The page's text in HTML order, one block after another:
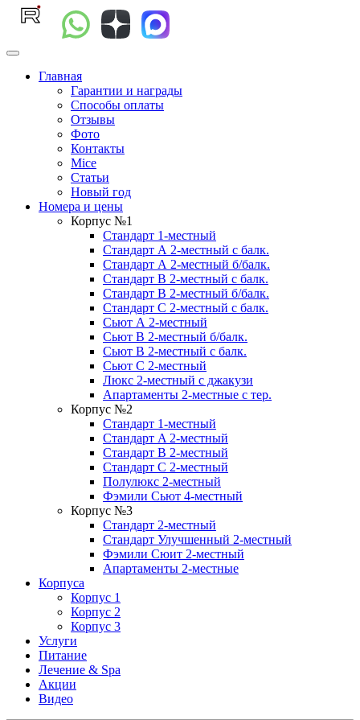
Главная
Гарантии и награды
Способы оплаты
Отзывы
Фото
Контакты
Mice
Статьи
Новый год
Номера и цены
Корпус №1
Стандарт 1-местный
Стандарт А 2-местный с балк.
Стандарт А 2-местный б/балк.
Стандарт B 2-местный с балк.
Стандарт B 2-местный б/балк.
Стандарт C 2-местный с балк.
Сьют А 2-местный
Сьют B 2-местный б/балк.
Сьют B 2-местный c балк.
Сьют C 2-местный
Люкс 2-местный с джакузи
Апартаменты 2-местные с тер.
Корпус №2
Стандарт 1-местный
Стандарт A 2-местный
Стандарт B 2-местный
Стандарт C 2-местный
Полулюкс 2-местный
Фэмили Сьют 4-местный
Корпус №3
Стандарт 2-местный
Стандарт Улучшенный 2-местный
Фэмили Сюит 2-местный
Апартаменты 2-местные
Корпуса
Корпус 1
Корпус 2
Корпус 3
Услуги
Питание
Лечение & Spa
Акции
Видео